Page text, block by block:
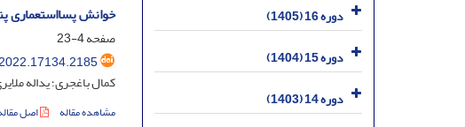
خوانش پسااستعماری
صفحه4-23
کمال باغجری؛ یداله
مشاهده مقاله اصل
دوره 16 (1405)
دوره 15 (1404)
دوره 14 (1403)